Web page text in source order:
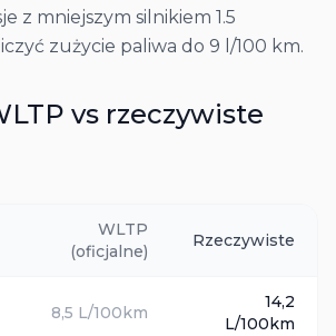
z mniejszym silnikiem 1.5
zużycie paliwa do 9 l/100 km.
vs rzeczywiste
WLTP
(oficjalne)
Rzeczywiste
8,5 L/100km
14,2
L/100km